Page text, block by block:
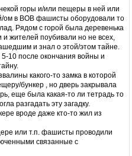
горы и/или пещеры в ней или
ом в ВОВ фашисты оборудовали то
Рядом с горой была деревенька
жителей поубивали но не всех,
и знал о этой/этом тайне.
10 после окончания войны и
какого-то замка в которой
бункер , но дверь закрывала
еще была какая-то ли тетрадь то
разгадать эту загадку.
вроде даже кто-то жил из
или т.п. фашисты проводили
связанные с